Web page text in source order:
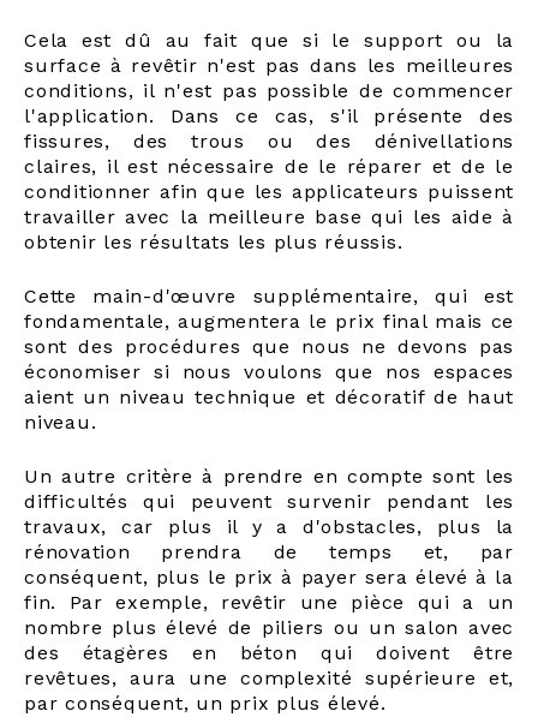
Cela est dû au fait que si le support ou la
surface à revêtir n'est pas dans les meilleures
conditions, il n'est pas possible de commencer
l'application. Dans ce cas, s'il présente des
fissures, des trous ou des dénivellations
claires, il est nécessaire de le réparer et de le
conditionner afin que les applicateurs puissent
travailler avec la meilleure base qui les aide à
obtenir les résultats les plus réussis.
Cette main-d'œuvre supplémentaire, qui est
fondamentale, augmentera le prix final mais ce
sont des procédures que nous ne devons pas
économiser si nous voulons que nos espaces
aient un niveau technique et décoratif de haut
niveau.
Un autre critère à prendre en compte sont les
difficultés qui peuvent survenir pendant les
travaux, car plus il y a d'obstacles, plus la
rénovation prendra de temps et, par
conséquent, plus le prix à payer sera élevé à la
fin. Par exemple, revêtir une pièce qui a un
nombre plus élevé de piliers ou un salon avec
des étagères en béton qui doivent être
revêtues, aura une complexité supérieure et,
par conséquent, un prix plus élevé.